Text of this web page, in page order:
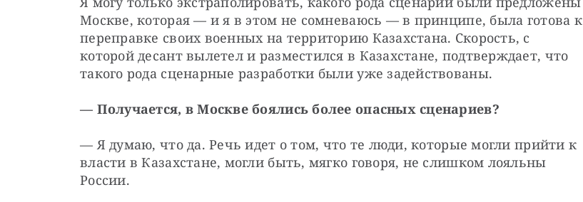
Москве, которая — и я в этом не сомневаюсь — в принципе, была готова к
переправке своих военных на территорию Казахстана. Скорость, с
которой десант вылетел и разместился в Казахстане, подтверждает, что
такого рода сценарные разработки были уже задействованы.
— Получается, в Москве боялись более опасных сценариев?
— Я думаю, что да. Речь идет о том, что те люди, которые могли прийти к
власти в Казахстане, могли быть, мягко говоря, не слишком лояльны
России.